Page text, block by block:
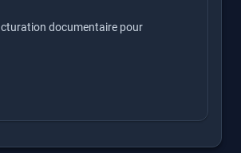
documentaire pour